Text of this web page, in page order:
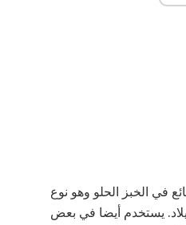
في الخبز الحلو وهو نوع
يستخدم أيضا في بعض